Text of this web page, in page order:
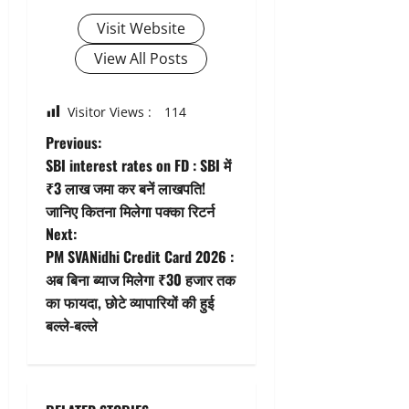
Visit Website
View All Posts
Visitor Views : 114
P
o
s
t
n
a
Previous:
SBI interest rates on FD : SBI में
₹3 लाख जमा कर बनें लाखपति!
जानिए कितना मिलेगा पक्का रिटर्न
Next:
PM SVANidhi Credit Card 2026 :
अब बिना ब्याज मिलेगा ₹30 हजार तक
का फायदा, छोटे व्यापारियों की हुई
बल्ले-बल्ले